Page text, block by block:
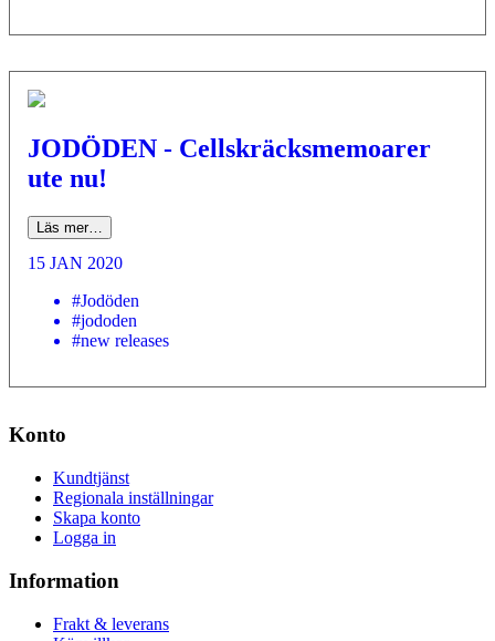
JODÖDEN - Cellskräcksmemoarer
ute nu!
Läs mer…
15 JAN 2020
#Jodöden
#jododen
#new releases
Konto
Kundtjänst
Regionala inställningar
Skapa konto
Logga in
Information
Frakt & leverans